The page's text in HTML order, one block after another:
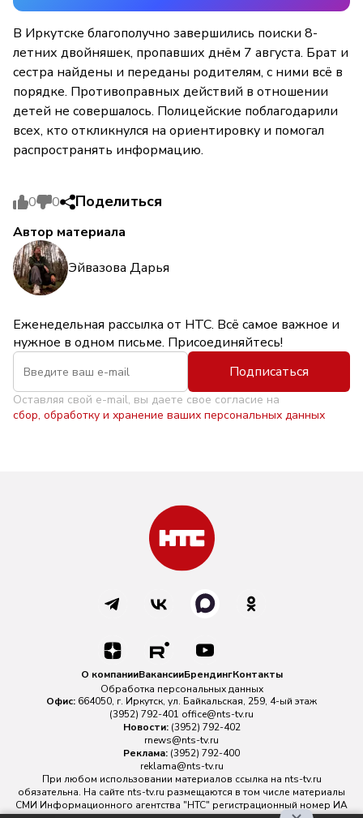
В Иркутске благополучно завершились поиски 8-
летних двойняшек, пропавших днём 7 августа. Брат и
сестра найдены и переданы родителям, с ними всё в
порядке. Противоправных действий в отношении
детей не совершалось. Полицейские поблагодарили
всех, кто откликнулся на ориентировку и помогал
распространять информацию.
0 0 Поделиться
Автор материала
Эйвазова Дарья
Еженедельная рассылка от НТС. Всё самое важное и
нужное в одном письме. Присоединяйтесь!
Подписаться
Оставляя свой e-mail, вы даете свое согласие на
сбор, обработку и хранение ваших персональных данных
О компанииВакансииБрендингКонтакты
Обработка персональных данных
Офис: 664050, г. Иркутск, ул. Байкальская, 259, 4-ый этаж
(3952) 792-401 office@nts-tv.ru
Новости: (3952) 792-402
rnews@nts-tv.ru
Реклама: (3952) 792-400
reklama@nts-tv.ru
При любом использовании материалов ссылка на nts-tv.ru
обязательна. На сайте nts-tv.ru размещаются в том числе материалы
СМИ Информационного агентства "НТС" регистрационный номер ИА